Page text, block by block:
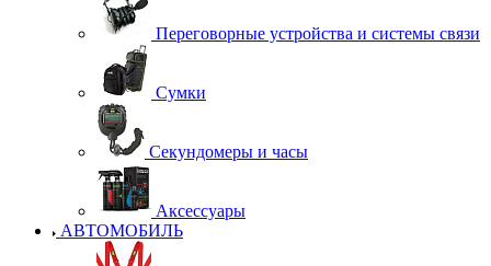
Переговорные устройства и системы связи
Сумки
Секундомеры и часы
Аксессуары
АВТОМОБИЛЬ